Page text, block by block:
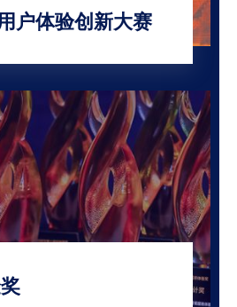
户体验创新大赛